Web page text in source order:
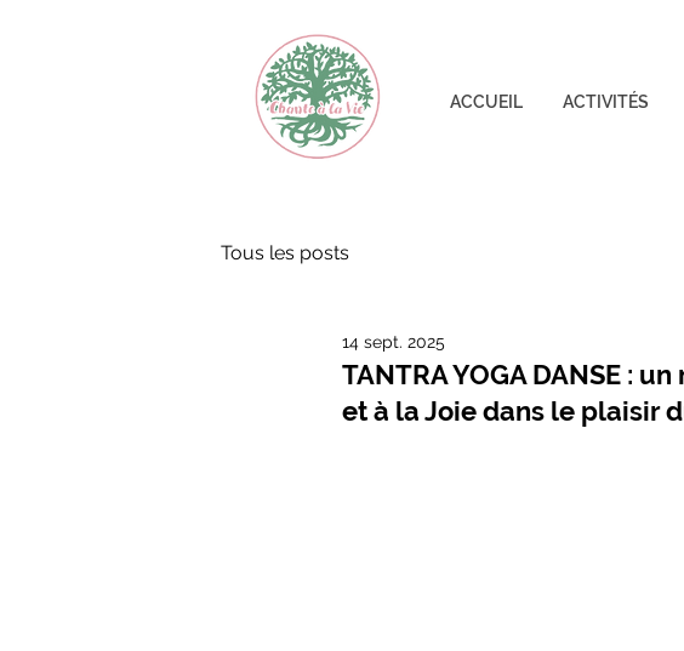
ACCUEIL ACTIVITÉS
Tous les posts
TANTRA YOGA DANSE :
et à la Joie dans le plaisir
14 sept. 2025